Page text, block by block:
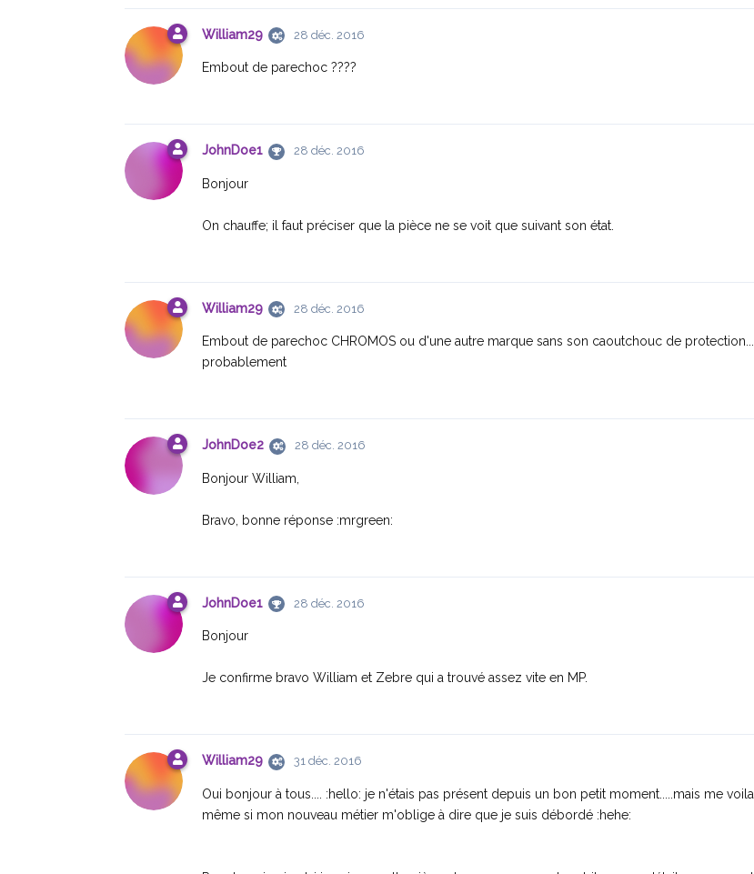
William29 28 déc. 2016
Embout de parechoc ????
JohnDoe1 28 déc. 2016
Bonjour
On chauffe; il faut préciser que la pièce ne se voit que suivant son état.
William29 28 déc. 2016
Embout de parechoc CHROMOS ou d'une autre marque sans son caoutchouc de
probablement
JohnDoe2 28 déc. 2016
Bonjour William,
Bravo, bonne réponse :mrgreen:
JohnDoe1 28 déc. 2016
Bonjour
Je confirme bravo William et Zebre qui a trouvé assez vite en MP.
William29 31 déc. 2016
Oui bonjour à tous.... :hello: je n'étais pas présent depuis un bon petit moment.....mais me
même si mon nouveau métier m'oblige à dire que je suis débordé :hehe: